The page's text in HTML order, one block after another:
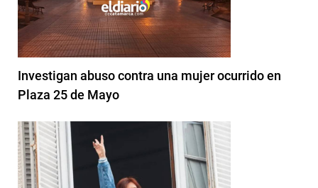
Investigan abuso contra una mujer ocurrido en
Plaza 25 de Mayo